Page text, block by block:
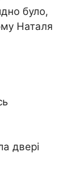
було,
Наталя
двері